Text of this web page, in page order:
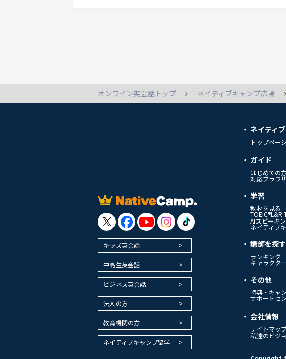
オンライン英会話トップ ネイティブキャンプ広場
キッズ英会話
中高生英会話
ビジネス英会話
法人の方
教育機関の方
ネイティブキャンプ留学
ネイティ
トップページ
ガイド
はじめての
対応ブラウ
学習
教材を見る
TOEIC®L&R
AIスピーキ
ネイティブ
講師を探す
ランキング
キャラクタ
その他
特典・キャ
サポートセ
会社情報
サイトマッ
私達のビジ